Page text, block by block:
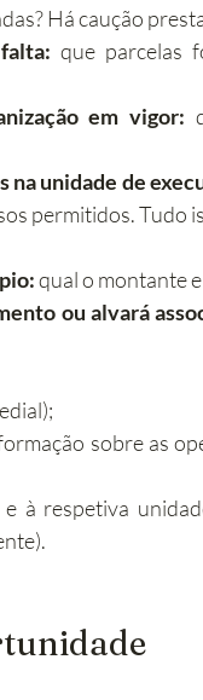
Há caução
que parcelas
em vigor:
unidade de
permitidos. Tudo
qual o montante
ou alvará
sobre as
à respetiva